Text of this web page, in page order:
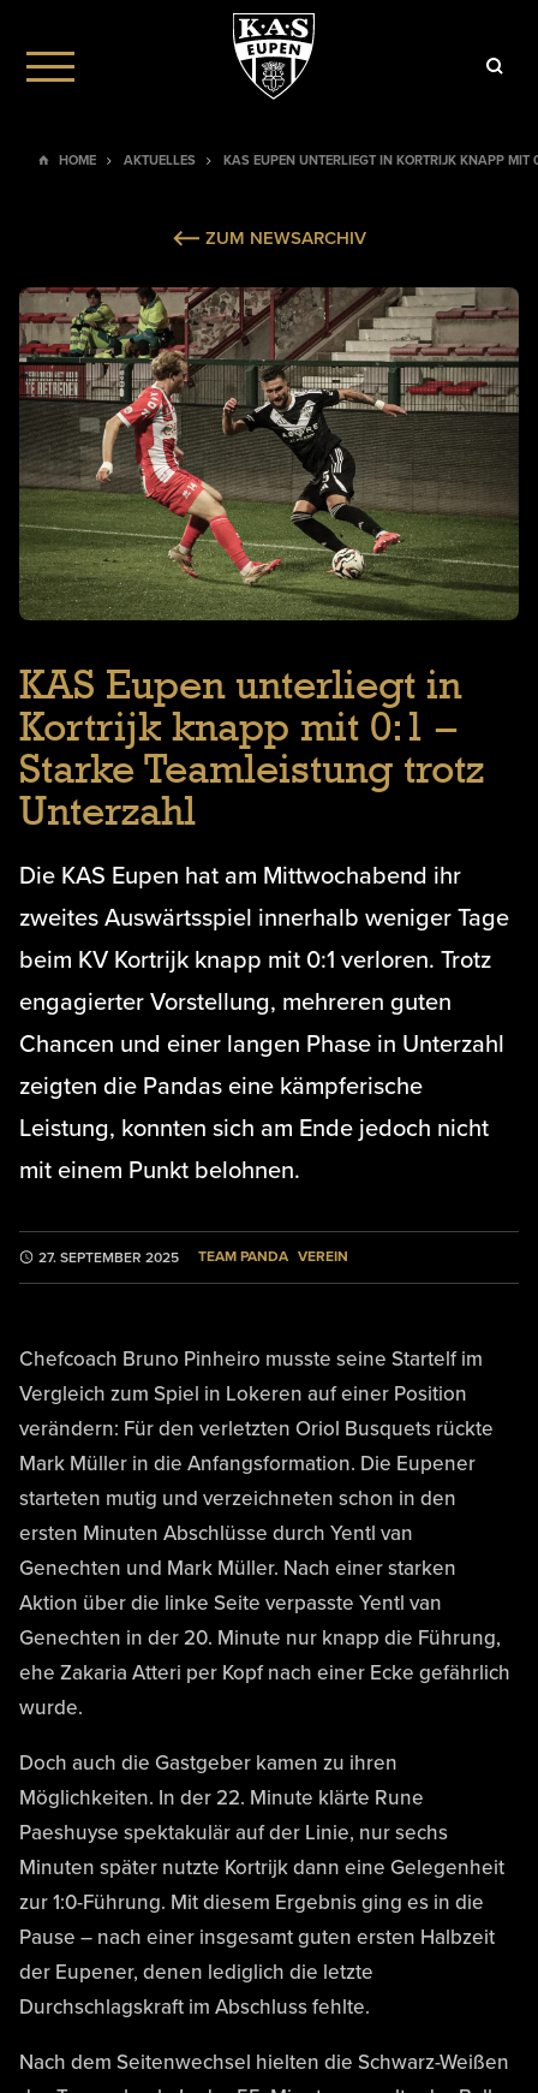
HOME AKTUELLES KAS EUPEN UNTERLIEGT IN KORTRIJK KNAPP
ZUM NEWSARCHIV
KAS Eupen unterliegt in
Kortrijk knapp mit 0:1 –
Starke Teamleistung trotz
Unterzahl
Die KAS Eupen hat am Mittwochabend ihr
zweites Auswärtsspiel innerhalb weniger Tage
beim KV Kortrijk knapp mit 0:1 verloren. Trotz
engagierter Vorstellung, mehreren guten
Chancen und einer langen Phase in Unterzahl
zeigten die Pandas eine kämpferische
Leistung, konnten sich am Ende jedoch nicht
mit einem Punkt belohnen.
27. SEPTEMBER 2025 TEAM PANDA VEREIN
Chefcoach Bruno Pinheiro musste seine Startelf im
Vergleich zum Spiel in Lokeren auf einer Position
verändern: Für den verletzten Oriol Busquets rückte
Mark Müller in die Anfangsformation. Die Eupener
starteten mutig und verzeichneten schon in den
ersten Minuten Abschlüsse durch Yentl van
Genechten und Mark Müller. Nach einer starken
Aktion über die linke Seite verpasste Yentl van
Genechten in der 20. Minute nur knapp die Führung,
ehe Zakaria Atteri per Kopf nach einer Ecke gefährlich
wurde.
Doch auch die Gastgeber kamen zu ihren
Möglichkeiten. In der 22. Minute klärte Rune
Paeshuyse spektakulär auf der Linie, nur sechs
Minuten später nutzte Kortrijk dann eine Gelegenheit
zur 1:0-Führung. Mit diesem Ergebnis ging es in die
Pause – nach einer insgesamt guten ersten Halbzeit
der Eupener, denen lediglich die letzte
Durchschlagskraft im Abschluss fehlte.
Nach dem Seitenwechsel hielten die Schwarz-Weißen